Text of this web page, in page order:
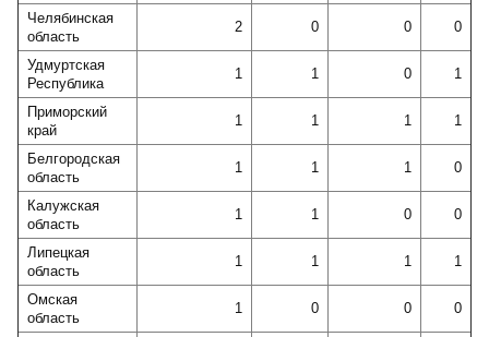
Челябинская
область
2 0 0 0
Удмуртская
Республика
1 1 0 1
Приморский
край
1 1 1 1
Белгородская
область
1 1 1 0
Калужская
область
1 1 0 0
Липецкая
область
1 1 1 1
Омская
область
1 0 0 0